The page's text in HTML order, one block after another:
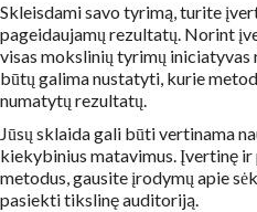
Skleisdami savo tyrimą, turite
pageidaujamų rezultatų. Norint
visas mokslinių tyrimų
būtų galima nustatyti, kurie
numatytų rezultatų.
Jūsų sklaida gali būti vertinama
kiekybinius matavimus. Įvertinę
metodus, gausite įrodymų apie
pasiekti tikslinę auditoriją.